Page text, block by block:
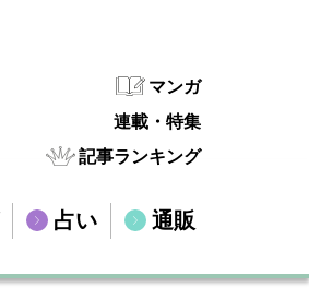
マンガ
連載・特集
記事ランキング
占い 通販